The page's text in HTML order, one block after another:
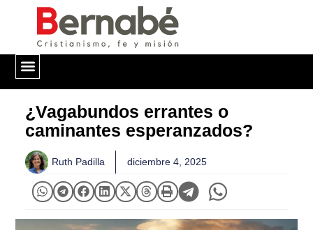
¿Vagabundos errantes o
caminantes esperanzados?
Ruth Padilla diciembre 4, 2025